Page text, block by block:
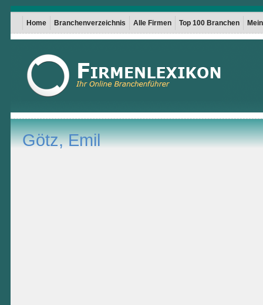
Home Branchenverzeichnis Alle Firmen Top 100 Branchen
Götz, Emil